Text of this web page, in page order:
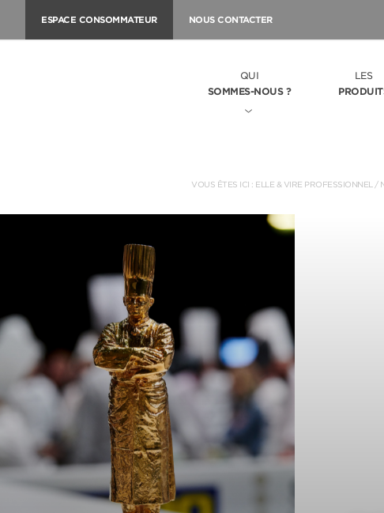
ESPACE CONSOMMATEUR NOUS CONTACTER
QUI
SOMMES-NOUS ?
LES
VOUS ÊTES ICI : ELLE & VIRE PROFESSIONNEL /